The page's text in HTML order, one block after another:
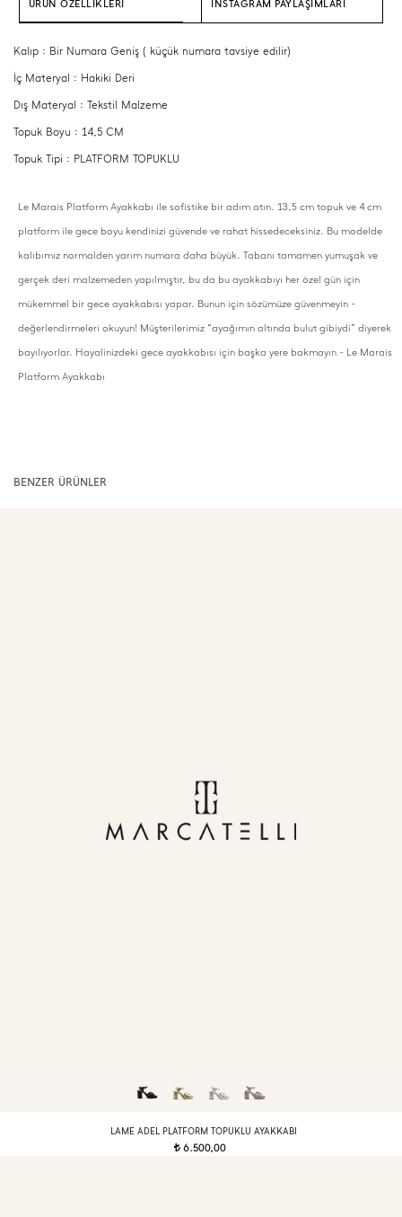
ÜRÜN ÖZELLİKLERİ INSTAGRAM PAYLAŞIMLARI
Kalıp : Bir Numara Geniş ( küçük numara tavsiye edilir)
İç Materyal : Hakiki Deri
Dış Materyal : Tekstil Malzeme
Topuk Boyu : 14,5 CM
Topuk Tipi : PLATFORM TOPUKLU
Le Marais Platform Ayakkabı ile sofistike bir adım atın. 13,5 cm topuk ve 4 cm
platform ile gece boyu kendinizi güvende ve rahat hissedeceksiniz. Bu modelde
kalıbımız normalden yarım numara daha büyük. Tabanı tamamen yumuşak ve
gerçek deri malzemeden yapılmıştır, bu da bu ayakkabıyı her özel gün için
mükemmel bir gece ayakkabısı yapar. Bunun için sözümüze güvenmeyin -
değerlendirmeleri okuyun! Müşterilerimiz “ayağımın altında bulut gibiydi” diyerek
bayılıyorlar. Hayalinizdeki gece ayakkabısı için başka yere bakmayın - Le Marais
Platform Ayakkabı
BENZER ÜRÜNLER
LAME ADEL PLATFORM TOPUKLU AYAKKABI
t 6.500,00